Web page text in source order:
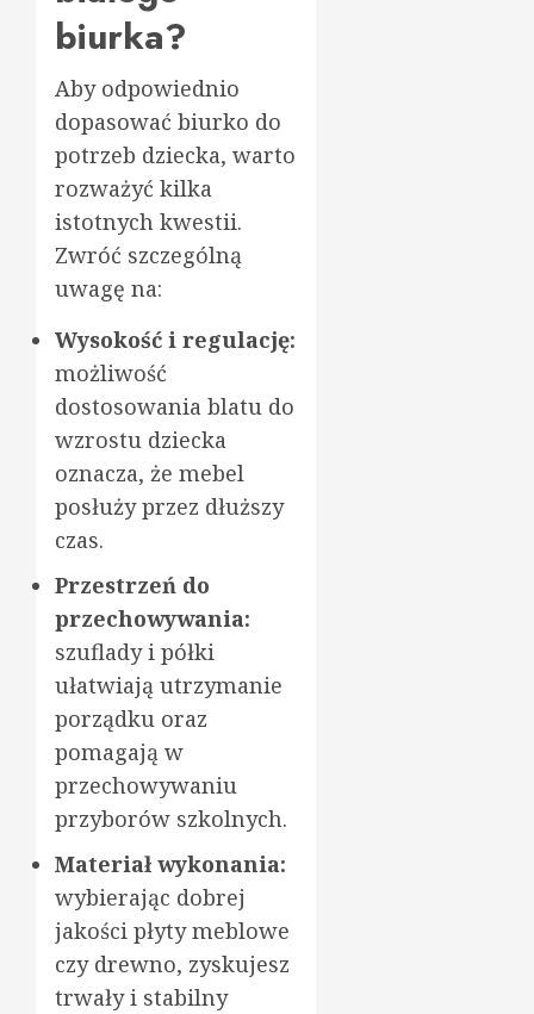
biurka?
Aby odpowiednio
dopasować biurko do
potrzeb dziecka, warto
rozważyć kilka
istotnych kwestii.
Zwróć szczególną
uwagę na:
Wysokość i regulację:
możliwość
dostosowania blatu do
wzrostu dziecka
oznacza, że mebel
posłuży przez dłuższy
czas.
Przestrzeń do
przechowywania:
szuflady i półki
ułatwiają utrzymanie
porządku oraz
pomagają w
przechowywaniu
przyborów szkolnych.
Materiał wykonania:
wybierając dobrej
jakości płyty meblowe
czy drewno, zyskujesz
trwały i stabilny